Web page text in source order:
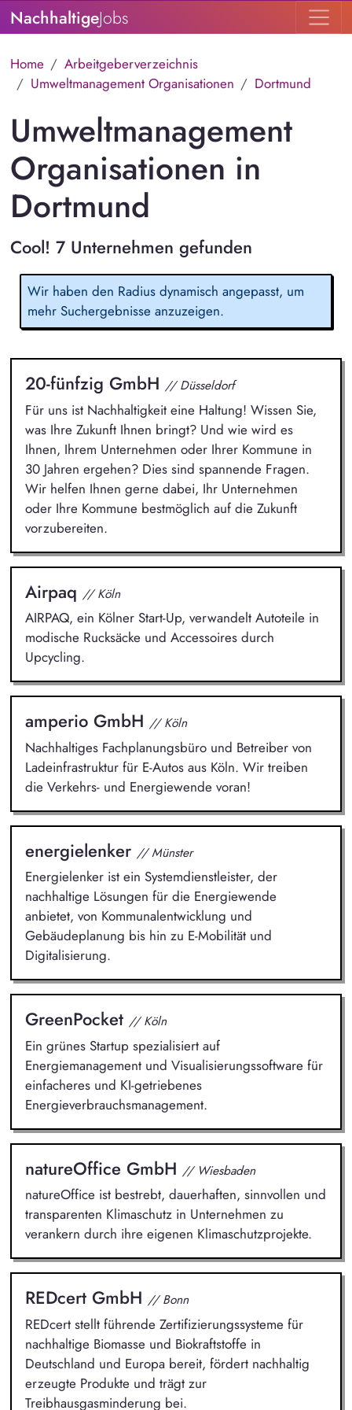
NachhaltigeJobs
Home
Arbeitgeberverzeichnis
Umweltmanagement Organisationen
Dortmund
Umweltmanagement
Organisationen in
Dortmund
Cool! 7 Unternehmen gefunden
Wir haben den Radius dynamisch angepasst, um
mehr Suchergebnisse anzuzeigen.
20-fünfzig GmbH // Düsseldorf
Für uns ist Nachhaltigkeit eine Haltung! Wissen Sie,
was Ihre Zukunft Ihnen bringt? Und wie wird es
Ihnen, Ihrem Unternehmen oder Ihrer Kommune in
30 Jahren ergehen? Dies sind spannende Fragen.
Wir helfen Ihnen gerne dabei, Ihr Unternehmen
oder Ihre Kommune bestmöglich auf die Zukunft
vorzubereiten.
Airpaq // Köln
AIRPAQ, ein Kölner Start-Up, verwandelt Autoteile in
modische Rucksäcke und Accessoires durch
Upcycling.
amperio GmbH // Köln
Nachhaltiges Fachplanungsbüro und Betreiber von
Ladeinfrastruktur für E-Autos aus Köln. Wir treiben
die Verkehrs- und Energiewende voran!
energielenker // Münster
Energielenker ist ein Systemdienstleister, der
nachhaltige Lösungen für die Energiewende
anbietet, von Kommunalentwicklung und
Gebäudeplanung bis hin zu E-Mobilität und
Digitalisierung.
GreenPocket // Köln
Ein grünes Startup spezialisiert auf
Energiemanagement und Visualisierungssoftware für
einfacheres und KI-getriebenes
Energieverbrauchsmanagement.
natureOffice GmbH // Wiesbaden
natureOffice ist bestrebt, dauerhaften, sinnvollen und
transparenten Klimaschutz in Unternehmen zu
verankern durch ihre eigenen Klimaschutzprojekte.
REDcert GmbH // Bonn
REDcert stellt führende Zertifizierungssysteme für
nachhaltige Biomasse und Biokraftstoffe in
Deutschland und Europa bereit, fördert nachhaltig
erzeugte Produkte und trägt zur
Treibhausgasminderung bei.